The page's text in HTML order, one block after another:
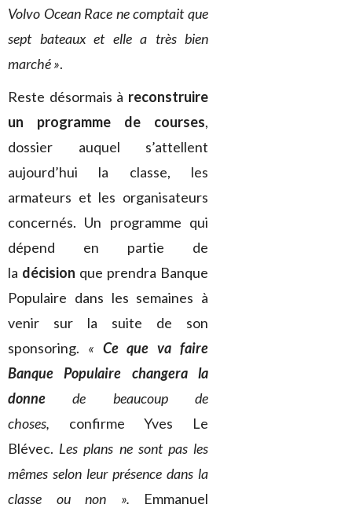
Volvo Ocean Race ne comptait que
sept bateaux et elle a très bien
marché ».
Reste désormais à reconstruire
un programme de courses,
dossier auquel s’attellent
aujourd’hui la classe, les
armateurs et les organisateurs
concernés. Un programme qui
dépend en partie de
la décision que prendra Banque
Populaire dans les semaines à
venir sur la suite de son
sponsoring. « Ce que va faire
Banque Populaire changera la
donne de beaucoup de
choses, confirme Yves Le
Blévec. Les plans ne sont pas les
mêmes selon leur présence dans la
classe ou non ». Emmanuel